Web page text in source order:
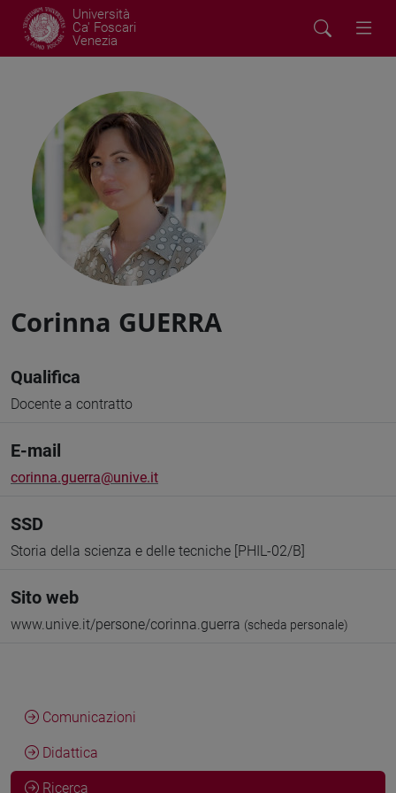
Università
Ca' Foscari
Venezia
Corinna GUERRA
Qualifica
Docente a contratto
E-mail
corinna.guerra@unive.it
SSD
Storia della scienza e delle tecniche [PHIL-02/B]
Sito web
www.unive.it/persone/corinna.guerra (scheda personale)
Comunicazioni
Didattica
Ricerca